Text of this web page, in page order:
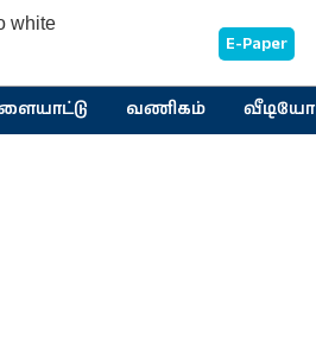
E-Paper
வணிகம் வீடியோ